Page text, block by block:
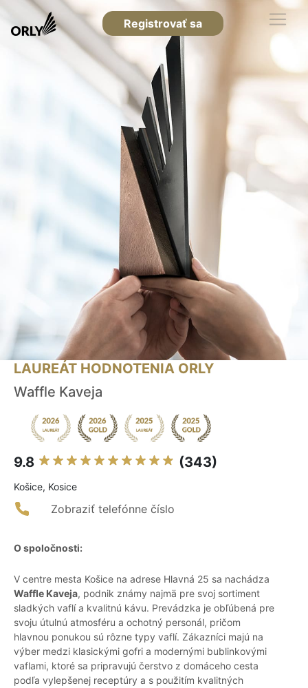
Registrovať sa
LAUREÁT HODNOTENIA ORLY
Waffle Kaveja
9.8 (343)
Košice, Kosice
Zobraziť telefónne číslo
O spoločnosti:
V centre mesta Košice na adrese Hlavná 25 sa nachádza
Waffle Kaveja, podnik známy najmä pre svoj sortiment
sladkých vaflí a kvalitnú kávu. Prevádzka je obľúbená pre
svoju útulnú atmosféru a ochotný personál, pričom
hlavnou ponukou sú rôzne typy vaflí. Zákazníci majú na
výber medzi klasickými gofri a modernými bublinkovými
vaflami, ktoré sa pripravujú čerstvo z domáceho cesta
podľa vylepšenej receptúry a s použitím kvalitných